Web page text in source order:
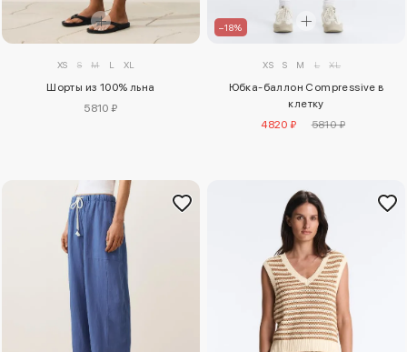
XS S M L XL
Шорты из 100% льна
5810 ₽
–18%
XS S M L XL
Юбка-баллон Compressive в
клетку
4820 ₽
5810 ₽